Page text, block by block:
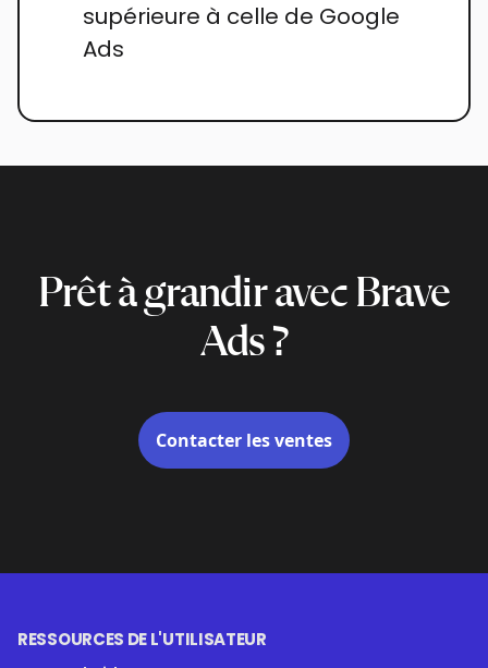
supérieure à celle de Google
Ads
Prêt à grandir avec Brave
Ads ?
Contacter les ventes
RESSOURCES DE L'UTILISATEUR